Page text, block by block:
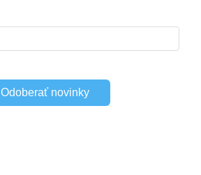
Odoberať novinky